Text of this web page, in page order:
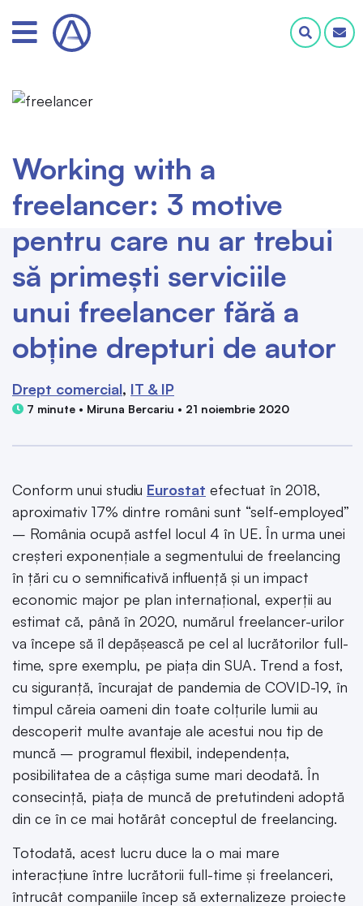
Working with a
freelancer: 3 motive
pentru care nu ar trebui
să primești serviciile
unui freelancer fără a
obține drepturi de autor
Drept comercial IT & IP
7 minute • Miruna Bercariu • 21 noiembrie 2020
Conform unui studiu Eurostat efectuat în 2018,
aproximativ 17% dintre români sunt “self-employed”
– România ocupă astfel locul 4 în UE. În urma unei
creșteri exponențiale a segmentului de freelancing
în țări cu o semnificativă influență și un impact
economic major pe plan internațional, experții au
estimat că, până în 2020, numărul freelancer-urilor
va începe să îl depășească pe cel al lucrătorilor full-
time, spre exemplu, pe piața din SUA. Trend a fost,
cu siguranță, încurajat de pandemia de COVID-19, în
timpul căreia oameni din toate colțurile lumii au
descoperit multe avantaje ale acestui nou tip de
muncă – programul flexibil, independența,
posibilitatea de a câștiga sume mari deodată. În
consecință, piața de muncă de pretutindeni adoptă
din ce în ce mai hotărât conceptul de freelancing.
Totodată, acest lucru duce la o mai mare
interacțiune între lucrătorii full-time și freelanceri,
întrucât companiile încep să externalizeze proiecte